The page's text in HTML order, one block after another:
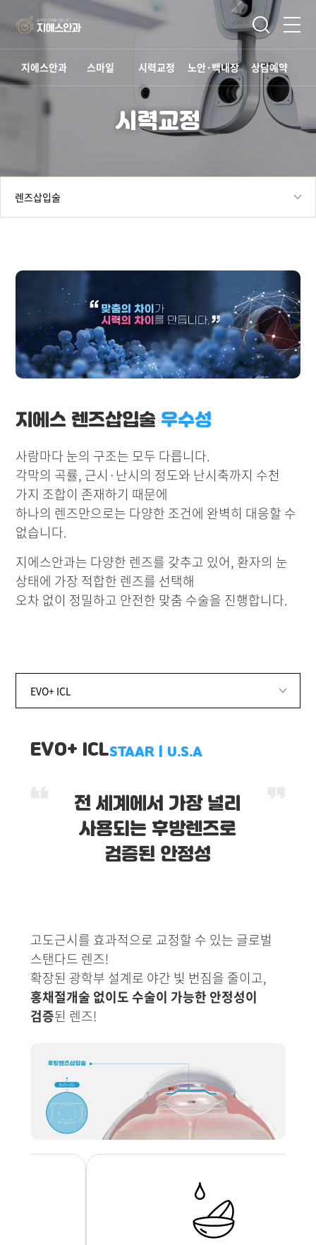
지에스안과 스마일 시력교정 노안·백내장 상담예약
시력교정
지에스 렌즈삽입술우수성
사람마다 눈의 구조는 모두 다릅니다.
각막의 곡률, 근시·난시의 정도와 난시축까지 수천
가지 조합이 존재하기 때문에
하나의 렌즈만으로는 다양한 조건에 완벽히 대응할 수
없습니다.
지에스안과는 다양한 렌즈를 갖추고 있어, 환자의 눈
상태에 가장 적합한 렌즈를 선택해
오차 없이 정밀하고 안전한 맞춤 수술을 진행합니다.
EVO+ ICLSTAARㅣU.S.A
전 세계에서 가장 널리
사용되는 후방렌즈로
검증된 안정성
고도근시를 효과적으로 교정할 수 있는 글로벌
스탠다드 렌즈!
확장된 광학부 설계로 야간 빛 번짐을 줄이고,
홍채절개술 없이도 수술이 가능한 안정성이
검증된 렌즈!